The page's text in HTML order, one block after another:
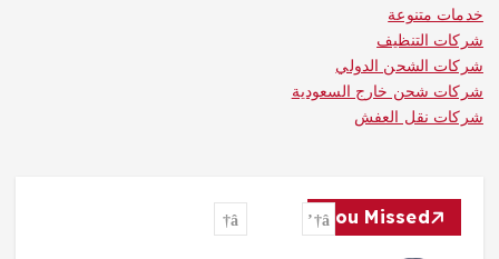
خدمات متنوعة
شركات التنظيف
شركات الشحن الدولي
شركات شحن خارج السعودية
شركات نقل العفش
You Missed